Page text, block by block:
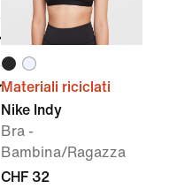
Materiali riciclati
Nike Indy
Bra -
Bambina/Ragazza
CHF 32